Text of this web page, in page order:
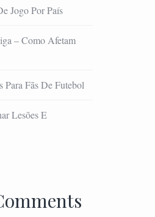
Jogo Por País
– Como Afetam
Para Fãs De Futebol
Lesões E